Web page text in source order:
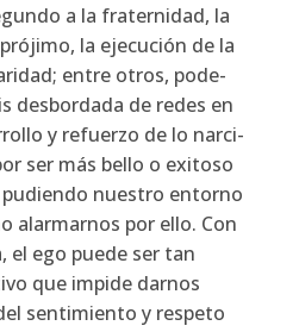
a la fra­ter­ni­dad, la
la eje­cu­ción de la
entre otros, pode­
des­bor­da­da de redes en
y refuer­zo de lo nar­ci­
ser más bello o exi­to­so
pudien­do nues­tro entorno
alar­mar­nos por ello. Con
el ego pue­de ser tan
que impi­de dar­nos
sen­ti­mien­to y res­pe­to